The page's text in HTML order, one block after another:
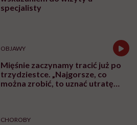
specjalisty
OBJAWY
Mięśnie zaczynamy tracić już po
trzydziestce. „Najgorsze, co
można zrobić, to uznać utratę
CHOROBY